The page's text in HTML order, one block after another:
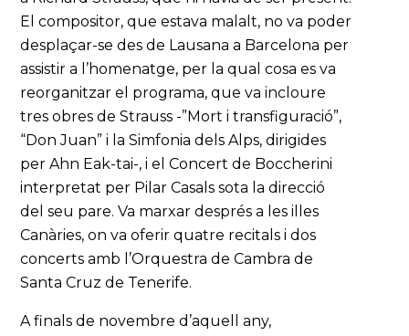
El compositor, que estava malalt, no va poder
desplaçar-se des de Lausana a Barcelona per
assistir a l’homenatge, per la qual cosa es va
reorganitzar el programa, que va incloure
tres obres de Strauss -”Mort i transfiguració”,
“Don Juan” i la Simfonia dels Alps, dirigides
per Ahn Eak-tai-, i el Concert de Boccherini
interpretat per Pilar Casals sota la direcció
del seu pare. Va marxar després a les illes
Canàries, on va oferir quatre recitals i dos
concerts amb l’Orquestra de Cambra de
Santa Cruz de Tenerife.
A finals de novembre d’aquell any,